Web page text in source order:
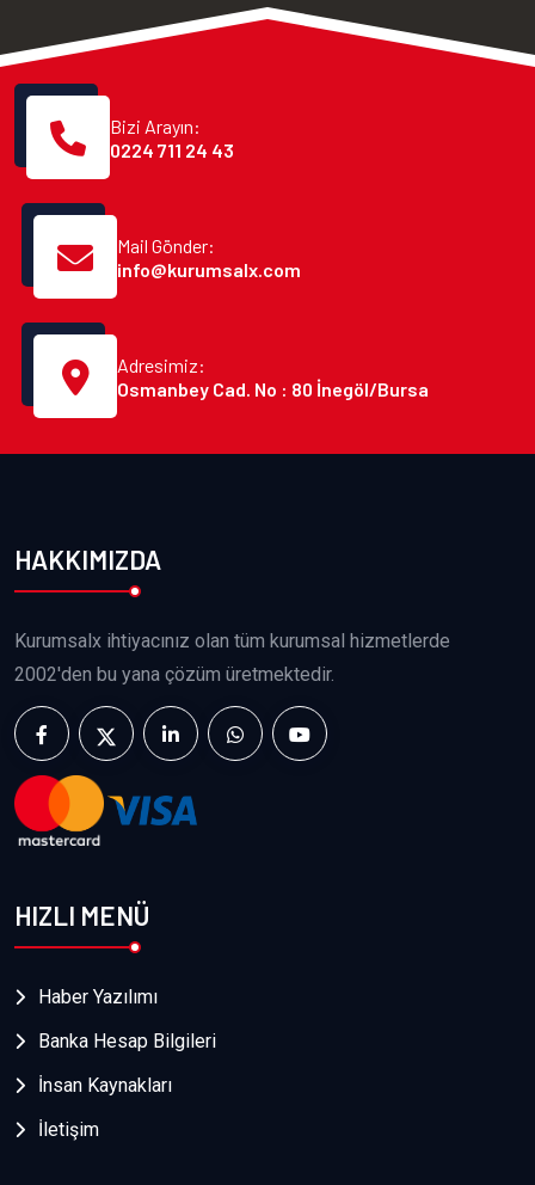
Bizi Arayın:
0224 711 24 43
Mail Gönder:
info@kurumsalx.com
Adresimiz:
Osmanbey Cad. No : 80 İnegöl/Bursa
HAKKIMIZDA
Kurumsalx ihtiyacınız olan tüm kurumsal hizmetlerde
2002'den bu yana çözüm üretmektedir.
HIZLI MENÜ
Haber Yazılımı
Banka Hesap Bilgileri
İnsan Kaynakları
İletişim